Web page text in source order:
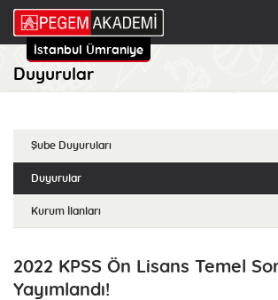
İstanbul Ümraniye
Duyurular
Şube Duyuruları
Duyurular
Kurum İlanları
2022 KPSS Ön Lisans Temel
Yayımlandı!